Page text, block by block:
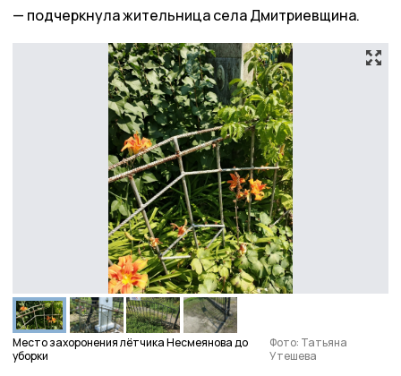
подчеркнула жительница села Дмитриевщина.
Место захоронения лётчика Несмеянова до
уборки
Фото: Татьяна
Утешева